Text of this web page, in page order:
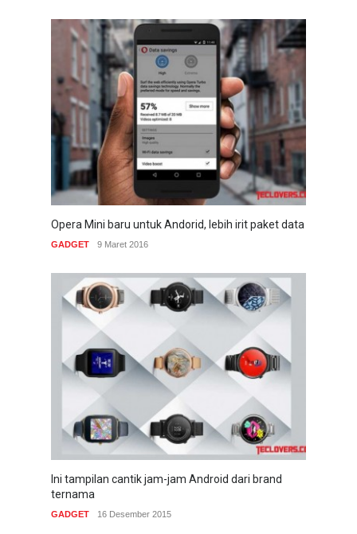
Opera Mini baru untuk Andorid, lebih irit paket data
GADGET 9 Maret 2016
Ini tampilan cantik jam-jam Android dari brand
ternama
GADGET 16 Desember 2015